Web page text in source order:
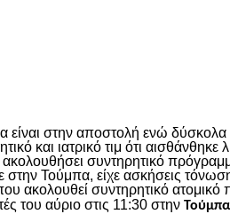
στην αποστολή ενώ δύσκολα
ιατρικό τιμ ότι αισθάνθηκε
συντηρητικό
Τούμπα, είχε ασκήσεις
ακολουθεί συντηρητικό ατομικό
του αύριο στις 11:30 στην Τούμπα